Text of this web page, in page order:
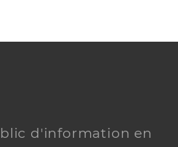
d'information en